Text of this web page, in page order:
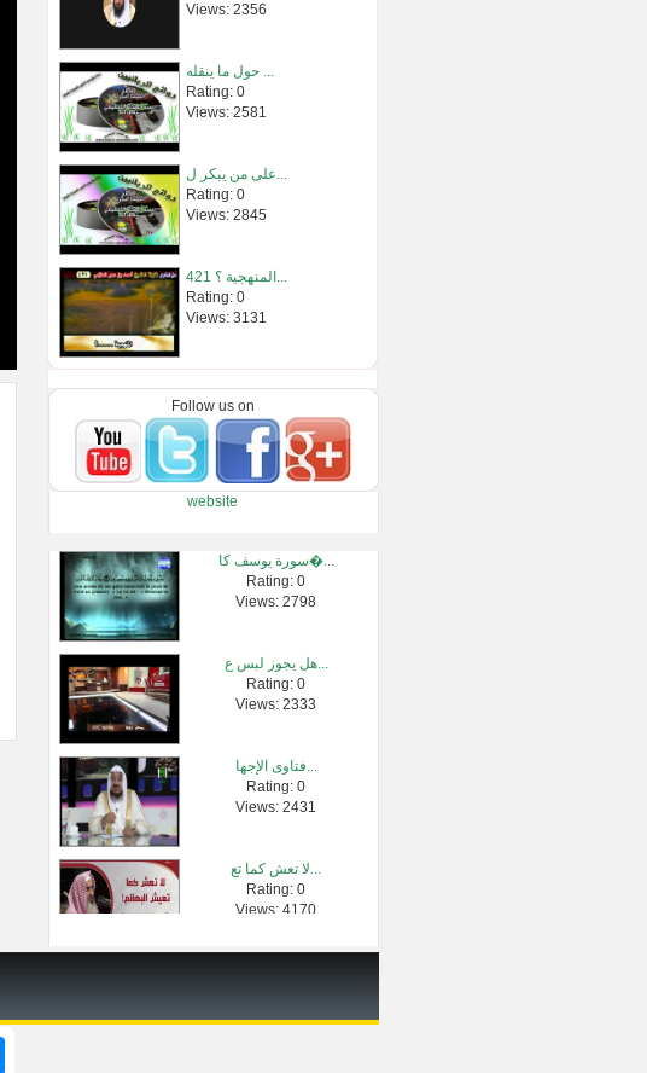
Views: 2356
حول ما ينقله ...
Rating: 0
Views: 2581
على من يبكر ل...
Rating: 0
Views: 2845
المنهجية ؟ 421...
Rating: 0
Views: 3131
Rating: 0
Views: 2461
حكم زكاة الص�...
Rating: 0
شؤم الذنوب | �...
Rating: 0
أيهما أفضل ا�...
Rating: 0
اتق الله حيث�...
Rating: 0
حكم سماع الأ�...
Rating: 0
Follow us on
website
سورة يوسف كا�...
Rating: 0
Views: 2798
هل يجوز لبس ع...
Rating: 0
Views: 2333
فتاوى الإجها...
Rating: 0
Views: 2431
لا تعش كما تع...
Rating: 0
Views: 4170